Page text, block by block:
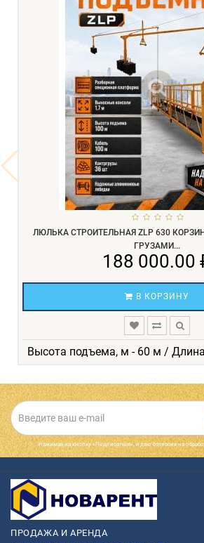
ЛЮЛЬКА СТРОИТЕЛЬНАЯ ZLP 630
ГРУЗАМИ...
188 000.00
В КОРЗИНУ
Высота подъема, м - 60 м /
Нажимая на кнопку «Подписаться», я даю cогласие на
ПРОДАЖА И АРЕНДА